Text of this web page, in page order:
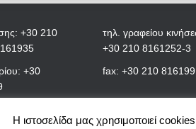
+30 210
+30
τηλ. γραφείου
+30 210 8161252-3
fax: +30 210
Η ιστοσελίδα μας χρησιμοποιεί